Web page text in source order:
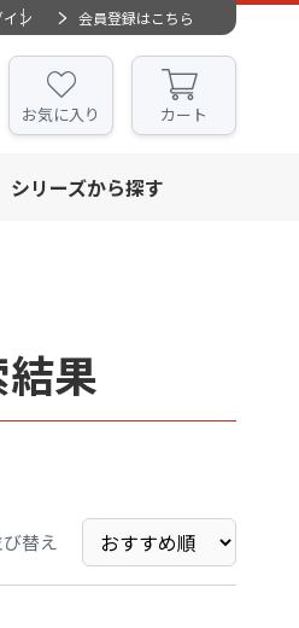
イン 会員登録はこちら
お気に入り カート
シリーズから探す
果
替え